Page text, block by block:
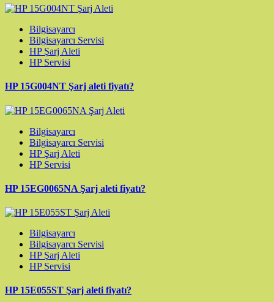
Bilgisayarcı
Bilgisayarcı Servisi
HP Şarj Aleti
HP Servisi
HP 15G004NT Şarj aleti fiyatı?
Bilgisayarcı
Bilgisayarcı Servisi
HP Şarj Aleti
HP Servisi
HP 15EG0065NA Şarj aleti fiyatı?
Bilgisayarcı
Bilgisayarcı Servisi
HP Şarj Aleti
HP Servisi
HP 15E055ST Şarj aleti fiyatı?